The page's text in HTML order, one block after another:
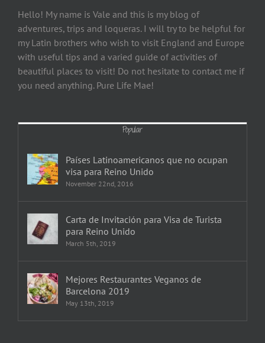
Hello! My name is Vale and this is my blog of
adventures, trips and loqueras. I will try to be helpful for
my Latin brothers who wish to visit England and Europe
with useful tips and a varied guide of activities of
beautiful places to visit! Do not hesitate to contact me if
you need anything. Pure Life Mae!
Popular
Países Latinoamericanos que no ocupan
visa para Reino Unido
November 22nd, 2016
Carta de Invitación para Visa de Turista
para Reino Unido
March 5th, 2019
Mejores Restaurantes Veganos de
Barcelona 2019
May 13th, 2019